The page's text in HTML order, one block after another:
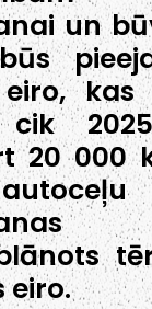
un
eiro,
cik
20 000
eiro.